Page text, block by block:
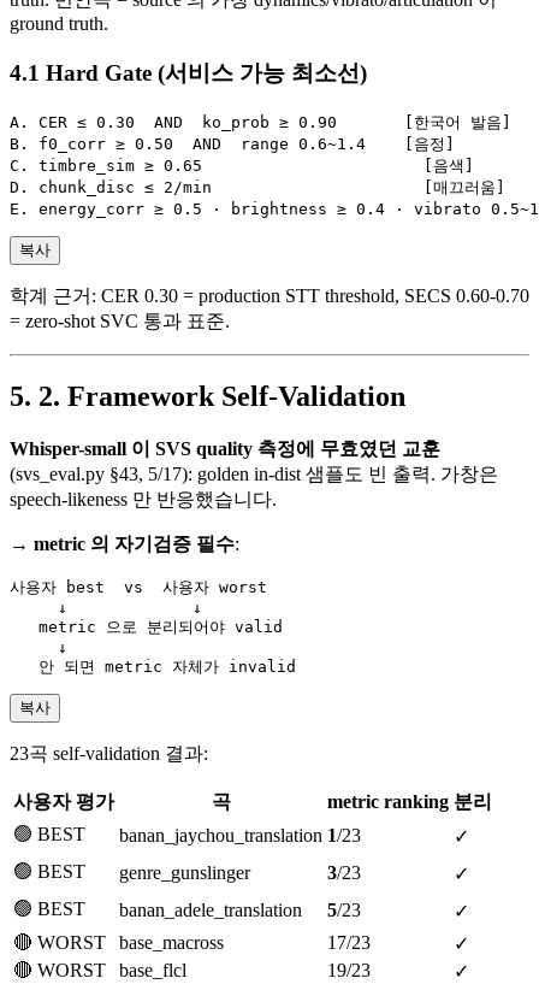
ground truth.
Hard Gate (서비스 가능 최소선)
A. CER ≤ 0.30  AND  ko_prob ≥ 0.90       [한국어 발음]
B. f0_corr ≥ 0.50  AND  range 0.6~1.4    [음정]
C. timbre_sim ≥ 0.65                       [음색]
D. chunk_disc ≤ 2/min                      [매끄러움]
복사
학계 근거: CER 0.30 = production STT threshold, SECS 0.60-0.70
= zero-shot SVC 통과 표준.
2. Framework Self-Validation
Whisper-small 이 SVS quality 측정에 무효였던 교훈
(svs_eval.py §43, 5/17): golden in-dist 샘플도 빈 출력. 가창은
speech-likeness 만 반응했습니다.
→ metric 의 자기검증 필수:
사용자 best  vs  사용자 worst
     ↓             ↓
   metric 으로 분리되어야 valid
     ↓
복사
23곡 self-validation 결과:
사용자 평가 곡 metric ranking 분리
🟢 BEST
banan_jaychou_translation 1/23
✓
🟢 BEST
genre_gunslinger 3/23
✓
🟢 BEST
banan_adele_translation 5/23
✓
🔴 WORST
base_macross 17/23
✓
🔴 WORST
base_flcl 19/23 ✓